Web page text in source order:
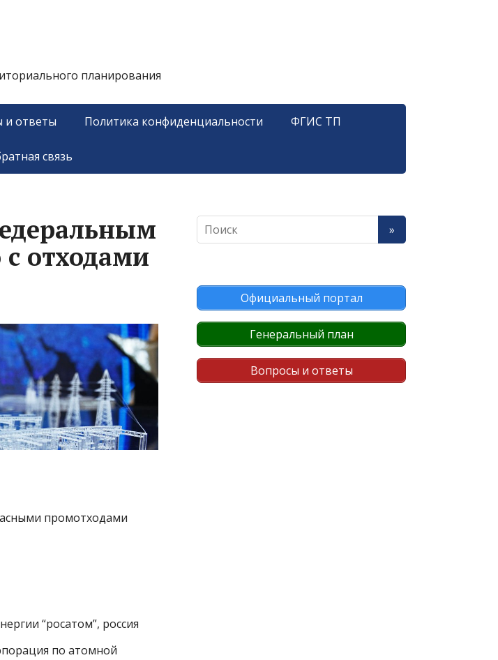
планирования
и ответы Политика конфиденциальности ФГИС ТП
связь
отходами
промотходами
“росатом”, россия
по атомной
Официальный портал
Генеральный план
Вопросы и ответы